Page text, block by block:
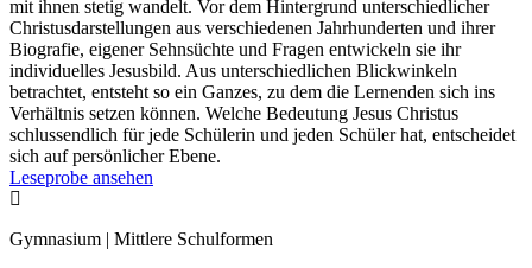
mit ihnen stetig wandelt. Vor dem Hintergrund unterschiedlicher
Christusdarstellungen aus verschiedenen Jahrhunderten und ihrer
Biografie, eigener Sehnsüchte und Fragen entwickeln sie ihr
individuelles Jesusbild. Aus unterschiedlichen Blickwinkeln
betrachtet, entsteht so ein Ganzes, zu dem die Lernenden sich ins
Verhältnis setzen können. Welche Bedeutung Jesus Christus
schlussendlich für jede Schülerin und jeden Schüler hat, entscheidet
sich auf persönlicher Ebene.
Leseprobe ansehen

Gymnasium | Mittlere Schulformen